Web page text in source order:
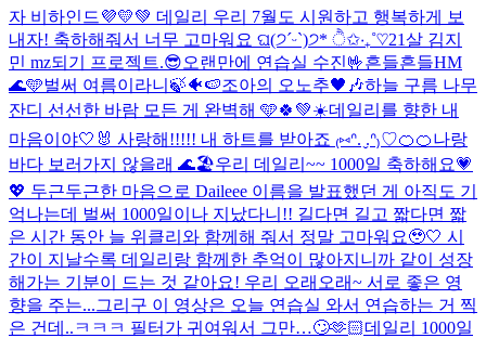
자 비하인드💜💛💚 데일리 우리 7월도 시원하고 행복하게 보
내자! 축하해줘서 너무 고마워요 ଘ(੭ˊᵕˋ)੭* ੈ✩‧₊˚♡21살 김지
민 mz되기 프로젝트.😎오랜만에 연습실 수진🤟흔들흔들HM
🌊🩵벌써 여름이라니🍃🐠🍉조아의 오노추🖤🎶하늘 구름 나무
잔디 선선한 바람 모든 게 완벽해 🩵🍀💚☀️데일리를 향한 내
마음이야🤍🐰 사랑해!!!!! 내 하트를 받아죠 ₍⑅ᐢ. ̬.ᐢ₎♡🍊🍊나랑
바다 보러가지 않을래 🌊🏖️우리 데일리~~ 1000일 축하해요💗
💖 두근두근한 마음으로 Daileee 이름을 발표했던 게 아직도 기
억나는데 벌써 1000일이나 지났다니!! 길다면 길고 짧다면 짧
은 시간 동안 늘 위클리와 함께해 줘서 정말 고마워요🥹🤍 시
간이 지날수록 데일리랑 함께한 추억이 많아지니까 같이 성장
해가는 기분이 드는 것 같아요! 우리 오래오래~ 서로 좋은 영
향을 주는...그리구 이 영상은 오늘 연습실 와서 연습하는 거 찍
은 건데..ㅋㅋㅋ 필터가 귀여워서 그만…🙄🫶🏻데일리 1000일